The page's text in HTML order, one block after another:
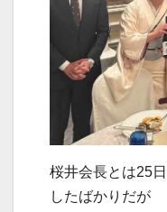
桜井会長とは25
したばかりだが